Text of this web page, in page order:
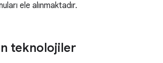
ele alınmaktadır.
teknolojiler